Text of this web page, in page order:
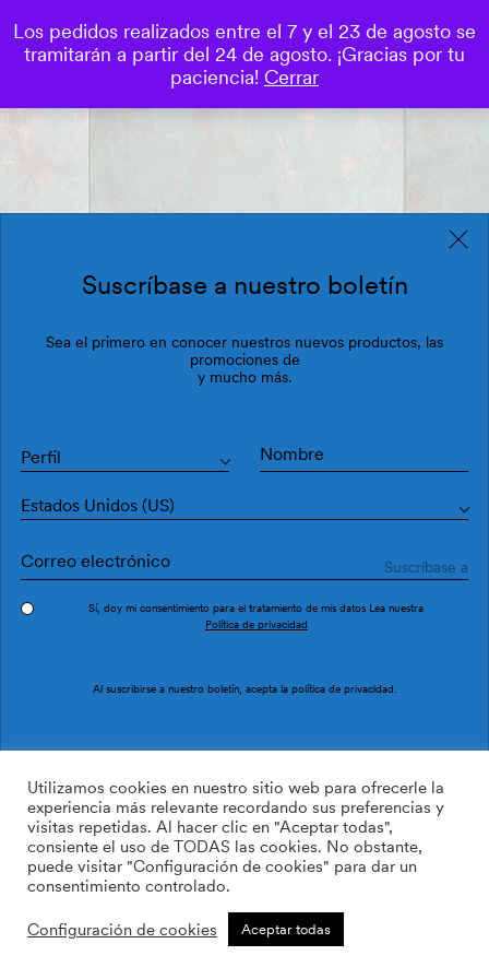
0
Ref. M4502-3
113.64$ /m2
Suscríbase a nuestro boletín
Sea el primero en conocer nuestros nuevos productos, las
promociones de
y mucho más.
Perfil
Estados Unidos (US)
Sí, doy mi consentimiento para el tratamiento de mis datos Lea nuestra
Política de privacidad
Al suscribirse a nuestro boletín, acepta la política de privacidad
Utilizamos cookies en nuestro sitio web para ofrecerle la
experiencia más relevante recordando sus preferencias y
visitas repetidas. Al hacer clic en "Aceptar todas",
consiente el uso de TODAS las cookies. No obstante,
puede visitar "Configuración de cookies" para dar un
consentimiento controlado.
Configuración de cookies Aceptar todas
Los pedidos realizados entre el 7 y el 23 de agosto se
tramitarán a partir del 24 de agosto. ¡Gracias por tu
paciencia! Cerrar